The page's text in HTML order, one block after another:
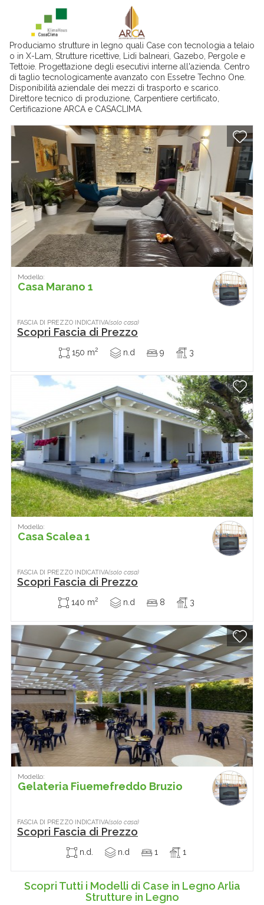
Produciamo strutture in legno quali Case con tecnologia a telaio
o in X-Lam, Strutture ricettive, Lidi balneari, Gazebo, Pergole e
Tettoie. Progettazione degli esecutivi interne all'azienda. Centro
di taglio tecnologicamente avanzato con Essetre Techno One.
Disponibilità aziendale dei mezzi di trasporto e scarico.
Direttore tecnico di produzione, Carpentiere certificato,
Certificazione ARCA e CASACLIMA.
Modello:
Casa Marano 1
FASCIA DI PREZZO INDICATIVA(solo casa)
Scopri Fascia di Prezzo
150 m2 n.d 9 3
Modello:
Casa Scalea 1
FASCIA DI PREZZO INDICATIVA(solo casa)
Scopri Fascia di Prezzo
140 m2 n.d 8 3
Modello:
Gelateria Fiuemefreddo Bruzio
FASCIA DI PREZZO INDICATIVA(solo casa)
Scopri Fascia di Prezzo
n.d. n.d 1 1
Scopri Tutti i Modelli di Case in Legno Arlia
Strutture in Legno